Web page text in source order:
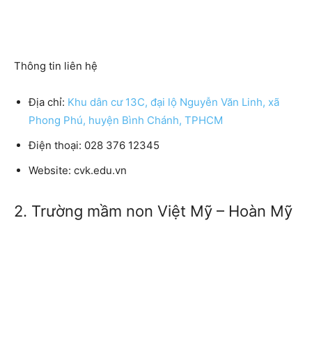
Thông tin liên hệ
Địa chỉ: Khu dân cư 13C, đại lộ Nguyễn Văn Linh, xã
Phong Phú, huyện Bình Chánh, TPHCM
Điện thoại: 028 376 12345
Website: cvk.edu.vn
2. Trường mầm non Việt Mỹ – Hoàn Mỹ